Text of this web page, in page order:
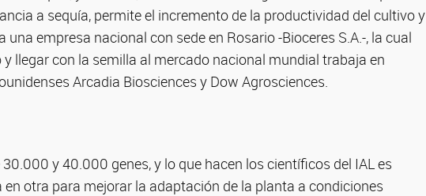
a sequía, permite el incremento de la productividad del cultivo y
empresa nacional con sede en Rosario -Bioceres S.A.-, la cual
llegar con la semilla al mercado nacional mundial trabaja en
Arcadia Biosciences y Dow Agrosciences.
y 40.000 genes, y lo que hacen los científicos del IAL es
otra para mejorar la adaptación de la planta a condiciones